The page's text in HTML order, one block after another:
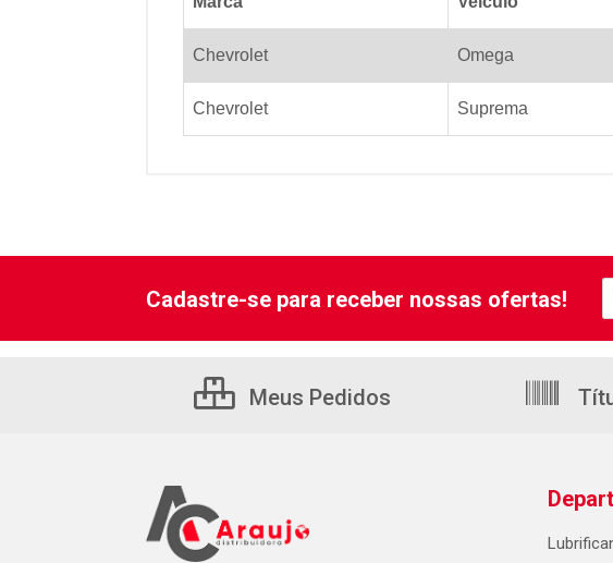
Chevrolet Omega
Chevrolet Suprema
Cadastre-se para receber nossas ofertas!
Meus Pedidos